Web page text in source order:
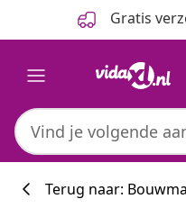
Gratis
Terug naar: